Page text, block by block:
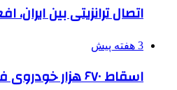
اتصال ترانزیتی بین
3 هفته پیش
اسقاط ۶۷۰ هزار خودروی فرسوده طی ۳ سال